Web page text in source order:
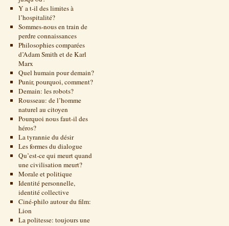
Y a t-il des limites à
l’hospitalité?
Sommes-nous en train de
perdre connaissances
Philosophies comparées
d’Adam Smith et de Karl
Marx
Quel humain pour demain?
Punir, pourquoi, comment?
Demain: les robots?
Rousseau: de l’homme
naturel au citoyen
Pourquoi nous faut-il des
héros?
La tyrannie du désir
Les formes du dialogue
Qu’est-ce qui meurt quand
une civilisation meurt?
Morale et politique
Identité personnelle,
identité collective
Ciné-philo autour du film:
Lion
La politesse: toujours une